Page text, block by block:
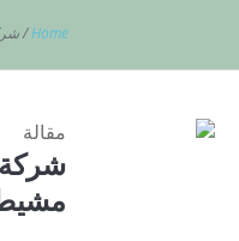
Home
/
مقالة